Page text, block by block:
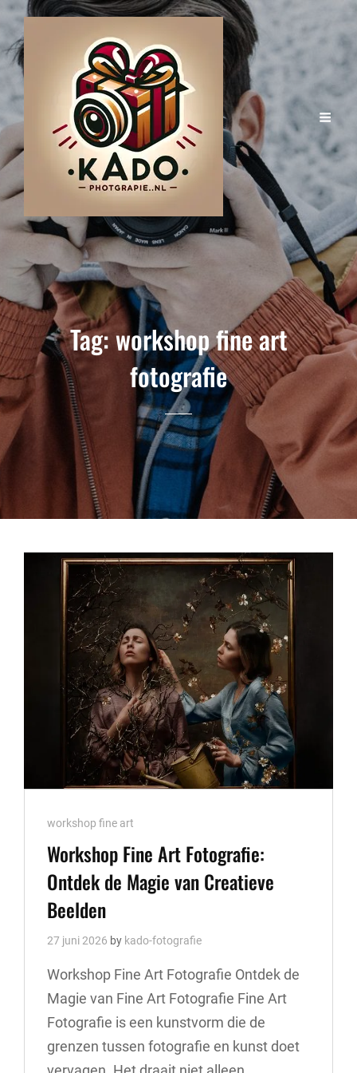
Tag:workshop fine art
fotografie
Cat
Links
workshop fine art
Workshop Fine Art Fotografie:
Ontdek de Magie van Creatieve
Beelden
27 juni 2026 by kado-fotografie
Workshop Fine Art Fotografie Ontdek de
Magie van Fine Art Fotografie Fine Art
Fotografie is een kunstvorm die de
grenzen tussen fotografie en kunst doet